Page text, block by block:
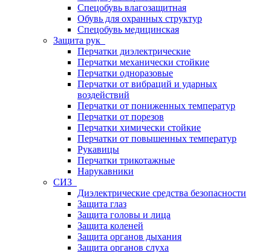
Спецобувь влагозащитная
Обувь для охранных структур
Спецобувь медицинская
Защита рук
Перчатки диэлектрические
Перчатки механически стойкие
Перчатки одноразовые
Перчатки от вибраций и ударных
воздействий
Перчатки от пониженных температур
Перчатки от порезов
Перчатки химически стойкие
Перчатки от повышенных температур
Рукавицы
Перчатки трикотажные
Нарукавники
СИЗ
Диэлектрические средства безопасности
Защита глаз
Защита головы и лица
Защита коленей
Защита органов дыхания
Защита органов слуха